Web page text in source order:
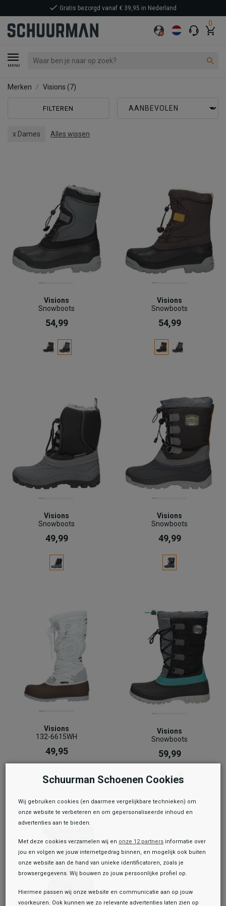
0
MENU
Gratis bezorgd vanaf € 39,95 in Nederland
Merken Visions (7)
FILTEREN
x Dames Alles wissen
Visions
Snowboots
54,99
Visions
Snowboots
54,99
Visions
Snowboots
49,99
Visions
Snowboots
49,99
Visions
132-6615WH
49,95
Visions
Snowboots
59,99
Schuurman Schoenen Cookies
Wij gebruiken cookies (en daarmee vergelijkbare technieken) om
onze website te verbeteren en om gepersonaliseerde inhoud en
advertenties aan te bieden.
Met deze cookies verzamelen wij en onze 12 partners informatie over
jou en volgen we jouw internetgedrag binnen, en mogelijk ook buiten
onze website aan de hand van unieke identificatoren, zoals je
browsergegevens. Wij bouwen zo jouw persoonlijke profiel op.
Hiermee passen wij onze website en communicatie aan op jouw
voorkeuren. Ook kunnen we zo relevante advertenties laten zien op